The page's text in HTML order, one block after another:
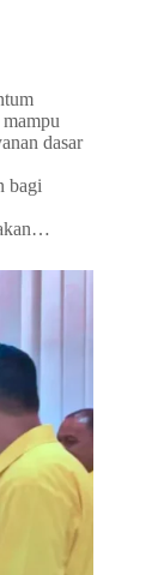
dasar
bagi